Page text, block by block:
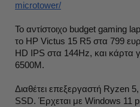
microtower/
Το αντίστοιχο budget gaming
το HP Victus 15 R5 στα 799
HD IPS στα 144Hz, και κάρτα
6500M.
Διαθέτει επεξεργαστή Ryzen
SSD. Έρχεται με Windows 11